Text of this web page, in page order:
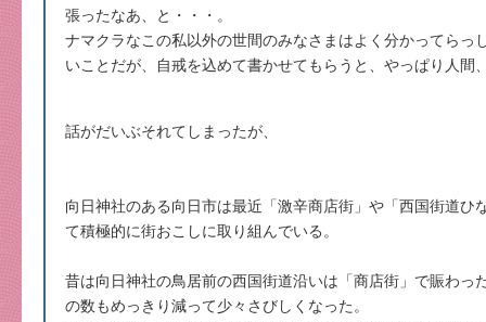
張ったなあ、と・・・。
ナマクラなこの私以外の世間のみなさまはよく分かってらっ
いことだが、自戒を込めて書かせてもらうと、やっぱり人間
話がだいぶそれてしまったが、
向日神社のある向日市は最近「激辛商店街」や「西国街道ひ
て積極的に街おこしに取り組んでいる。
昔は向日神社の鳥居前の西国街道沿いは「商店街」で賑わっ
の数もめっきり減って少々さびしくなった。